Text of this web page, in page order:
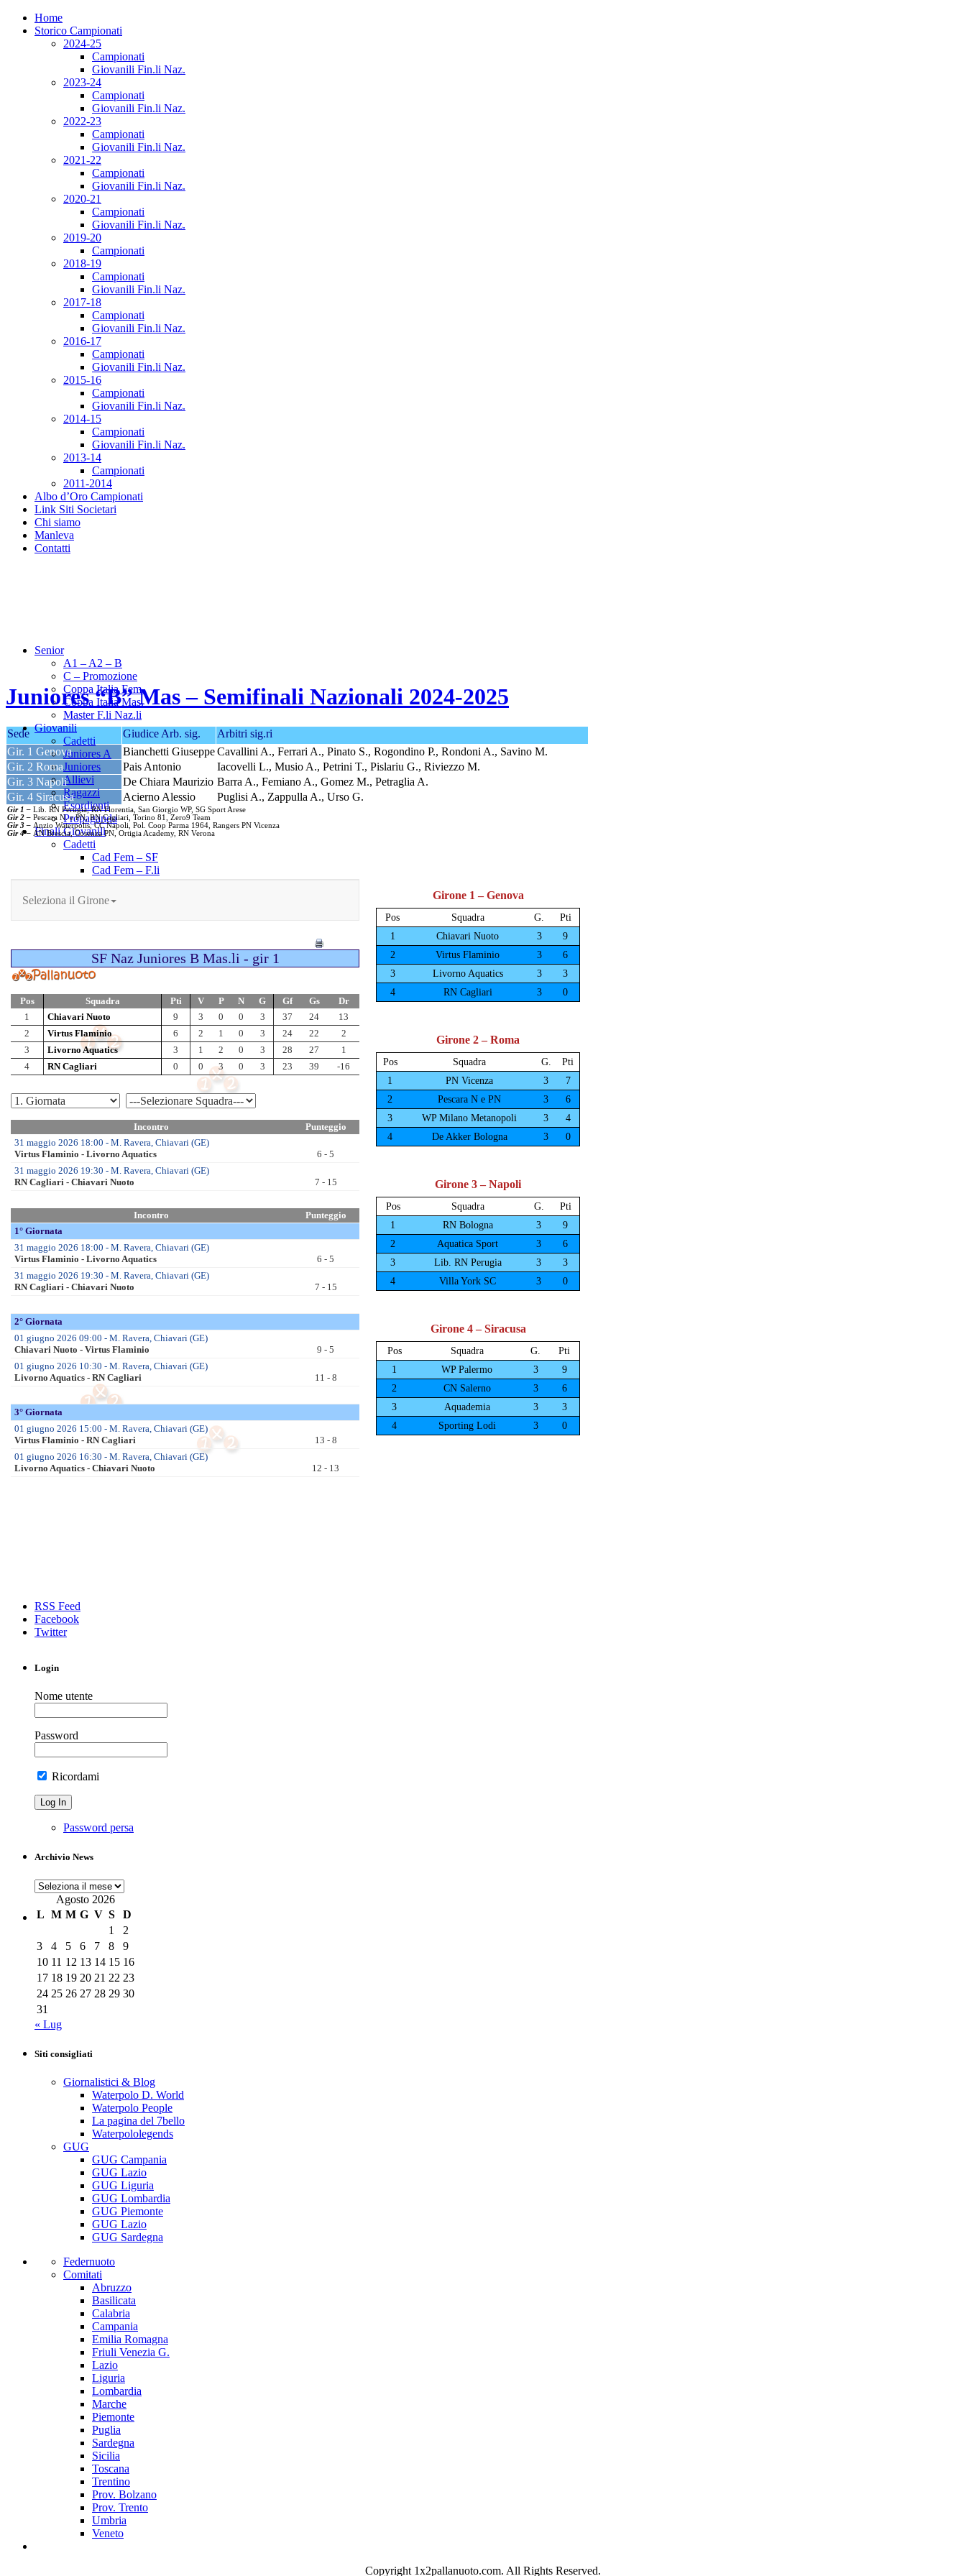
Home
Storico Campionati
2024-25
Campionati
Giovanili Fin.li Naz.
2023-24
Campionati
Giovanili Fin.li Naz.
2022-23
Campionati
Giovanili Fin.li Naz.
2021-22
Campionati
Giovanili Fin.li Naz.
2020-21
Campionati
Giovanili Fin.li Naz.
2019-20
Campionati
2018-19
Campionati
Giovanili Fin.li Naz.
2017-18
Campionati
Giovanili Fin.li Naz.
2016-17
Campionati
Giovanili Fin.li Naz.
2015-16
Campionati
Giovanili Fin.li Naz.
2014-15
Campionati
Giovanili Fin.li Naz.
2013-14
Campionati
2011-2014
Albo d’Oro Campionati
Link Siti Societari
Chi siamo
Manleva
Contatti
Senior
A1 – A2 – B
C – Promozione
Coppa Italia Fem.
Coppa Italia Mas.
Master F.li Naz.li
Giovanili
Cadetti
Juniores A
Juniores
Allievi
Ragazzi
Esordienti
Propaganda
Finali Giovanili
Cadetti
Cad Fem – SF
Cad Fem – F.li
Cad Mas – F.li
Juniores
Jun Fem – F.li
Jun A Mas – F.li
Jun B Mas – SF
Jun B Mas – F.li
All Fem – SF
All Fem – F.li
All A-B Mas – OF
All A Mas – QF
All A Mas – SF
All A Mas – F.li
All B Mas – QF
All B Mas – F.li
All C Mas – F.li
Ragazzi
Rag Mas – F.val
______________________
Rag Fem – F.val
Enti Promozione Sp.
Tornei
Trof. Reg.ni 2026 Fem
Trof. Reg.ni 2026 Mas
XII Eurochocolate Perugia
Mondiali Mas.li 2025
Mondiali Fem.li 2025
Prossime Partite
Senior
Fasi Finali Giovanili
Giovanili
Regioni
Abruzzo
Campania
Emilia Romagna
RSS Feed
Facebook
Twitter
Juniores “B” Mas – Semifinali Nazionali 2024-2025
Sede Giudice Arb. sig.
Arbitri sig.ri
Gir. 1 Genova
Bianchetti GiuseppeCavallini A., Ferrari A., Pinato S., Rogondino P., Rondoni A., Savino M.
Gir. 2 Roma
Pais Antonio
Iacovelli L., Musio A., Petrini T., Pislariu G., Riviezzo M.
Gir. 3 Napoli
De Chiara Maurizio Barra A., Femiano A., Gomez M., Petraglia A.
Gir. 4 Siracusa
Acierno Alessio Puglisi A., Zappulla A., Urso G.
Gir 1 – Lib. RN Perugia, RN Florentia, San Giorgio WP, SG Sport Arese
Gir 2 – Pescara N. e PN, RN Cagliari, Torino 81, Zero9 Team
Gir 3 – Anzio Waterpolis, CC Napoli, Pol. Coop Parma 1964, Rangers PN Vicenza
Gir 4 – AN Brescia, Cosenza PN, Ortigia Academy, RN Verona
Girone 1 – Genova
Girone 2 – Roma
Girone 3 – Napoli
Girone 4 – Siracusa
Login
Nome utente
Password
Ricordami
Password persa
Archivio News
Archivio
NewsAgosto 2026
L M M G V S
D
1
2
3
4 5 6 7 8
9
10 11 12 13 14 15 16
17 18 19 20 21 22 23
24 25 26 27 28 29 30
31
« Lug
Siti consigliati
Giornalistici & Blog
Waterpolo D. World
Waterpolo People
La pagina del 7bello
Waterpololegends
GUG
GUG Campania
GUG Lazio
GUG Liguria
GUG Lombardia
GUG Piemonte
GUG Lazio
GUG Sardegna
Federnuoto
Comitati
Abruzzo
Basilicata
Calabria
Campania
Emilia Romagna
Friuli Venezia G.
Lazio
Liguria
Lombardia
Marche
Piemonte
Puglia
Sardegna
Sicilia
Toscana
Trentino
Prov. Bolzano
Prov. Trento
Umbria
Veneto
Copyright 1x2pallanuoto.com. All Rights Reserved.